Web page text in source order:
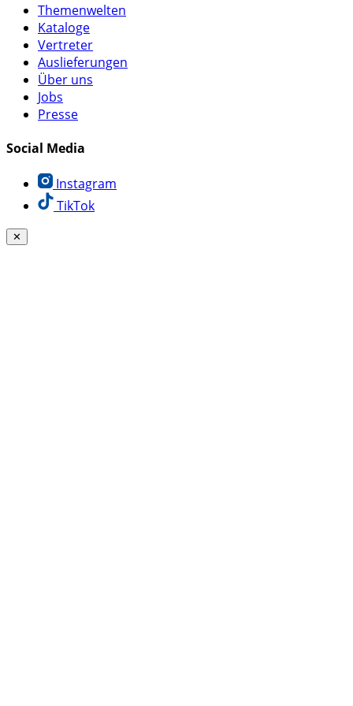
Themenwelten
Kataloge
Vertreter
Auslieferungen
Über uns
Jobs
Presse
Social Media
Instagram
TikTok
✕